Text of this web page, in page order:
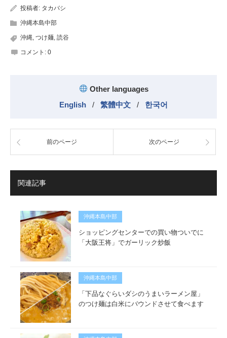
投稿者: タカバシ
沖縄本島中部
沖縄 つけ麺 読谷
コメント: 0
Other languages
English
/ 繁體中文 / 한국어
前のページ 次のページ
関連記事
沖縄本島中部
ショッピングセンターでの買い物ついでに
「大阪王将」でガーリック炒飯
沖縄本島中部
「下品なぐらいダシのうまいラーメン屋」
のつけ麺は白米にバウンドさせて食べます